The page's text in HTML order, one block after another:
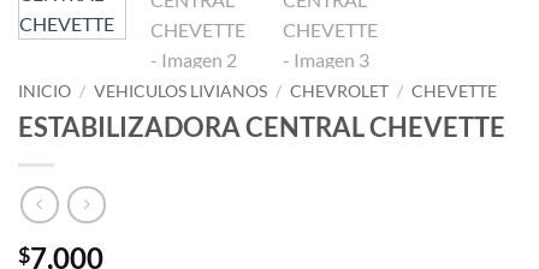
INICIO / VEHICULOS LIVIANOS / CHEVROLET / CHEVETTE
ESTABILIZADORA CENTRAL CHEVETTE
$7,000